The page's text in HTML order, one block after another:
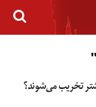
تخریب می‌شوند؟